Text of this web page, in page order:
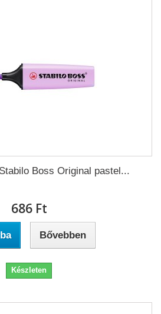
Boss Original pastel...
686 Ft‎
Bővebben
Készleten